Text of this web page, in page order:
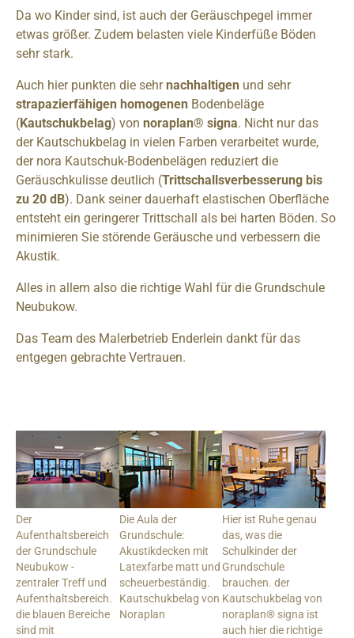
Der
Aufenthaltsbereich
der Grundschule
Neubukow -
zentraler Treff und
Aufenthaltsbereich.
die blauen Bereiche
sind mit
Die Aula der
Grundschule:
Akustikdecken mit
Latexfarbe matt und
scheuerbeständig.
Kautschukbelag von
Noraplan
Hier ist Ruhe genau
das, was die
Schulkinder der
Grundschule
brauchen. der
Kautschukbelag von
noraplan® signa ist
auch hier die richtige
Da wo Kinder sind, ist auch der Geräuschpegel immer
etwas größer. Zudem belasten viele Kinderfüße Böden
sehr stark.
Auch hier punkten die sehrnachhaltigen und sehr
strapazierfähigen homogenen Bodenbeläge
(Kautschukbelag) von noraplan® signa. Nicht nur das
der Kautschukbelag in vielen Farben verarbeitet wurde,
der nora Kautschuk-Bodenbelägen reduziert die
Geräuschkulisse deutlich (Trittschallsverbesserung bis
zu 20 dB). Dank seiner dauerhaft elastischen Oberfläche
entsteht ein geringerer Trittschall als bei harten Böden. So
minimieren Sie störende Geräusche und verbessern die
Akustik.
Alles in allem also die richtige Wahl für die Grundschule
Neubukow.
Das Team des Malerbetrieb Enderlein dankt für das
entgegen gebrachte Vertrauen.